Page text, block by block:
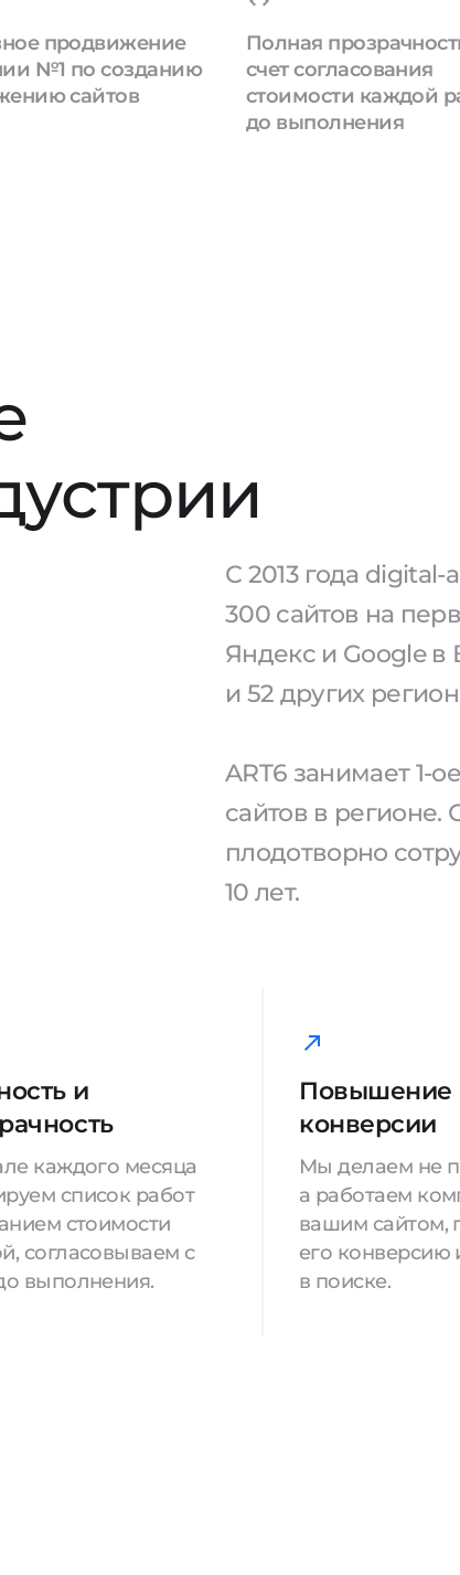
продвижение
№1 по созданию
сайтов
Полная
счет согласования
стоимости каждой
до выполнения
С 2013 года digital-
300 сайтов на
Яндекс и Google
и 52 других
ART6 занимает 1-
сайтов в
плодотворно
10 лет.
и
каждого месяца
список работ
стоимости
согласовываем с
выполнения.
Повышение
конверсии
Мы делаем не
а работаем
вашим сайтом,
его конверсию
в поиске.